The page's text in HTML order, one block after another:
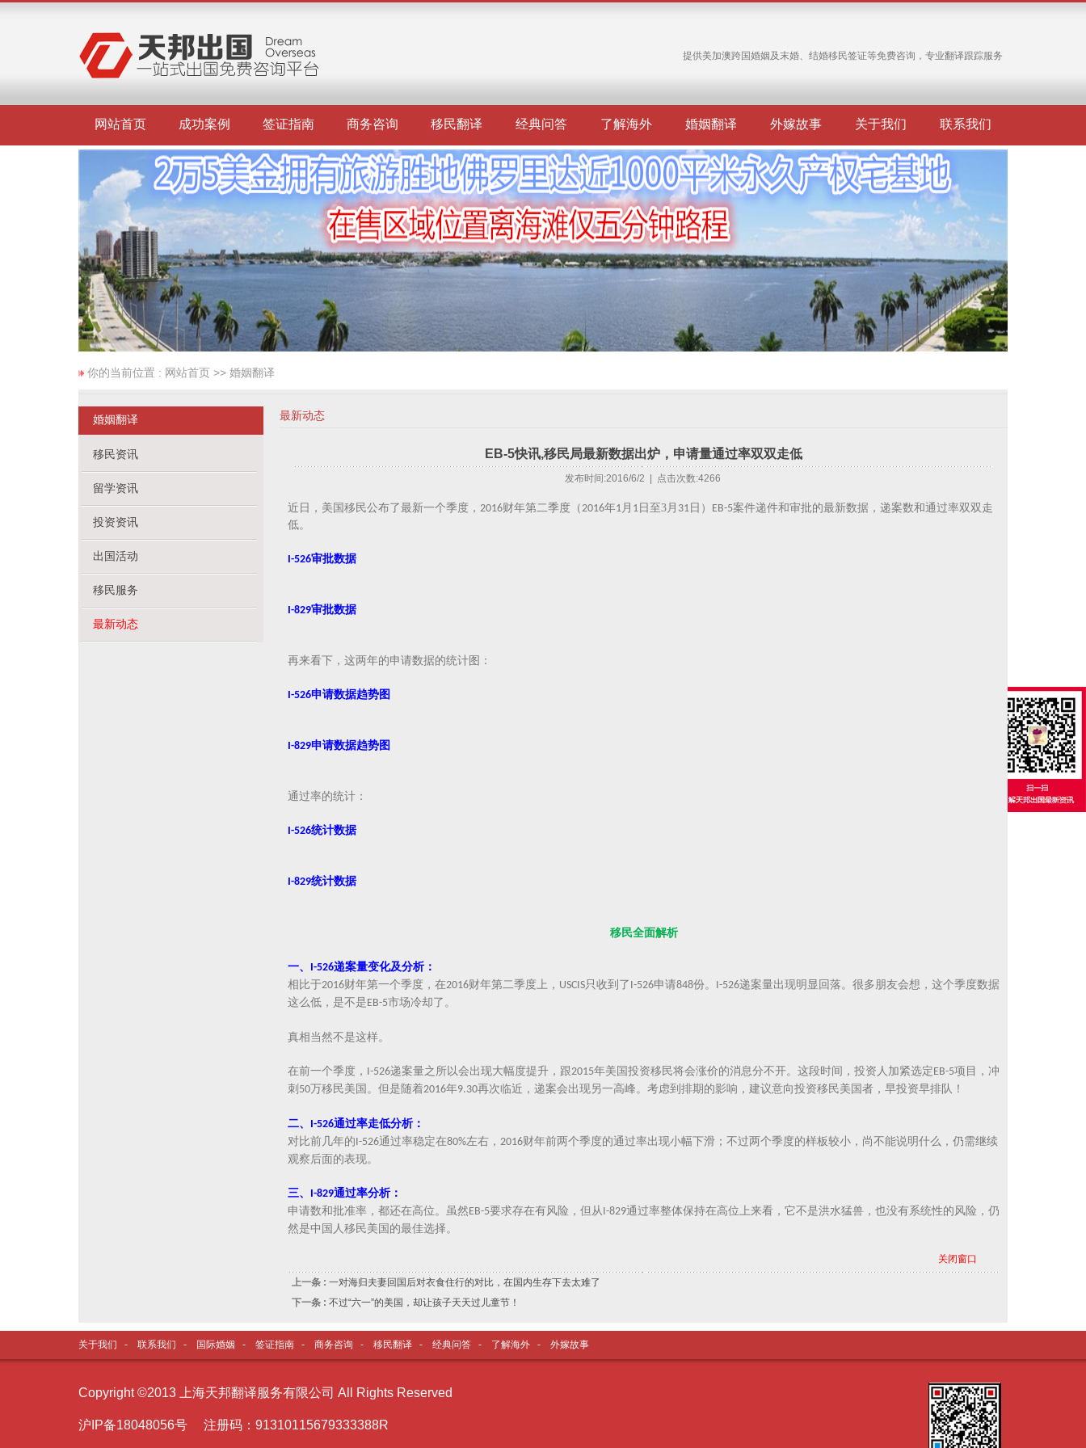
提供美加澳跨国婚姻及末婚、结婚移民签证等免费咨询，专业翻译跟踪服务
网站首页 成功案例 签证指南 商务咨询 移民翻译 经典问答 了解海外 婚姻翻译 外嫁故事 关于我们 联系我们
你的当前位置 : 网站首页 >> 婚姻翻译
婚姻翻译
移民资讯
留学资讯
投资资讯
出国活动
移民服务
最新动态
最新动态
EB-5快讯,移民局最新数据出炉，申请量通过率双双走低
发布时间:2016/6/2 | 点击次数:4266
近日 ， 美国移民公布了最新一个季度， 2016财年第二季度 （2016年1月 1日至3月 31日） EB-5案件递件和审批的最新数据，递案数和通过率双双走
低。
I-526审批数据
I-829审批数据
再来看下，这两年的申请数据的统计图：
I-526申请数据趋势图
I-829申请数据趋势图
通过率的统计：
I-526统计数据
I-829统计数据
移民全面解析
一、 I-526递案量变化及分析：
相比于2016财年第一个季度，在2016财年第二季度上， USCIS只收到了 I-526申请848份。 I-526递案量出现明显回落。很多朋友会想，这个季度数据
这么低，是不是EB-5市场冷却了。
真相当然不是这样。
在前一个季度， I-526递案量之所以会出现大幅度提升，跟2015年美国投资移民将会涨价的消息分不开。这段时间，投资人加紧选定EB-5项目，冲
刺 50万移民美国。但是随着2016年9.30再次临近，递案会出现另一高峰。考虑到排期的影响，建议意向投资移民美国者，早投资早排队！
二、 I-526通过率走低分析：
对比前几年的I-526通过率稳定在80%左右， 2016财年前两个季度的通过率出现小幅下滑；不过两个季度的样板较小，尚不能说明什么，仍需继续
观察后面的表现。
三、 I-829通过率分析：
申请数和批准率，都还在高位。虽然EB-5要求存在有风险，但从I-829通过率整体保持在高位上来看，它不是洪水猛兽，也没有系统性的风险，仍
然是中国人移民美国的最佳选择。
关闭窗口
上一条 : 一对海归夫妻回国后对衣食住行的对比，在国内生存下去太难了
下一条 : 不过“六一”的美国，却让孩子天天过儿童节！
关于我们 - 联系我们 - 国际婚姻 - 签证指南 - 商务咨询 - 移民翻译 - 经典问答 - 了解海外 - 外嫁故事
Copyright ©2013 上海天邦翻译服务有限公司 All Rights Reserved
沪I P备18048056号 注册码：91310115679333388R